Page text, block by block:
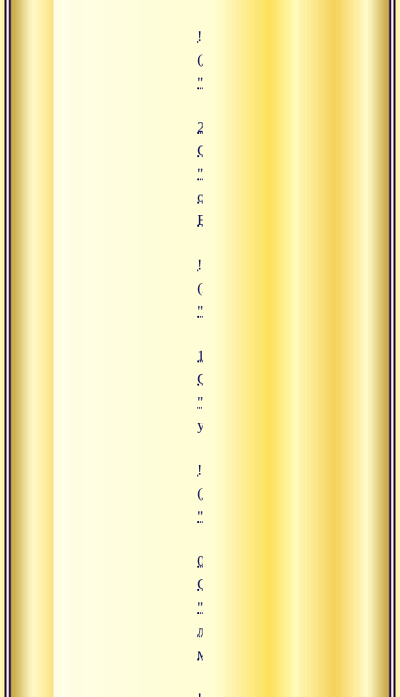
![23.12.2019 Сатсанг "Все
(https://www.advayta.org/upload/
"23.12.2019 Сатсанг "Все
23.12.2019
Сатсанг
"Все
отдавать
Богу"
![16.12.2019 Сатсанг "Силы
(https://www.advayta.org/upload/
"16.12.2019 Сатсанг "Силы
16.12.2019
Сатсанг
"Силы
ума"
![06.12.2019 Сатсанг
(https://www.advayta.org/upload/
"06.12.2019 Сатсанг "Единство
06.12.2019
Сатсанг
"Единство
любви и
мудрости"